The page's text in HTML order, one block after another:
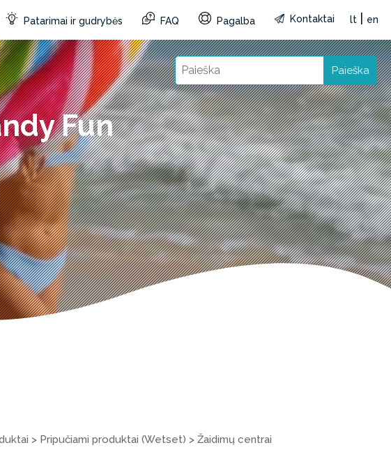
Patarimai ir gudrybės FAQ Pagalba Kontaktai lt en
Paieška
Fun
> Pripučiami produktai (Wetset) > Žaidimų centrai